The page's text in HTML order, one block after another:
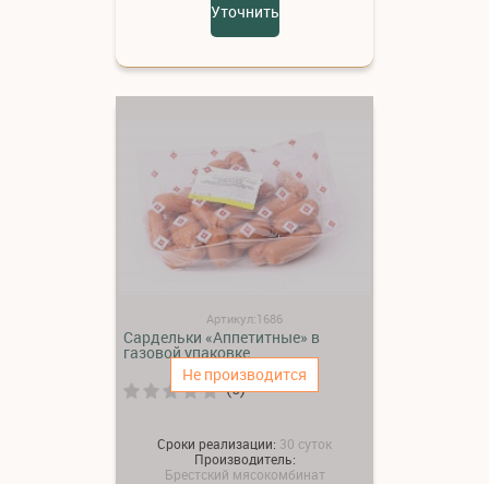
Уточнить
Не производится
Артикул:1686
Сардельки «Аппетитные» в
газовой упаковке
(0)
Сроки реализации: 30 суток
Производитель:
Брестский мясокомбинат